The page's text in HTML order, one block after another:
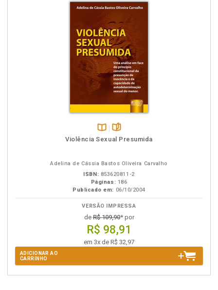
Disponível
páginas
Violência Sexual Presumida
Adelina de Cássia Bastos Oliveira Carvalho
ISBN: 853620811-2
Páginas: 186
Publicado em: 06/10/2004
VERSÃO IMPRESSA
deR$ 109,90* por
R$ 98,91
em 3x de R$ 32,97
ADICIONAR AO
CARRINHO